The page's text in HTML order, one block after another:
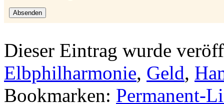
Dieser Eintrag wurde
Elbphilharmonie, Geld,
Bookmarken: Permanent-